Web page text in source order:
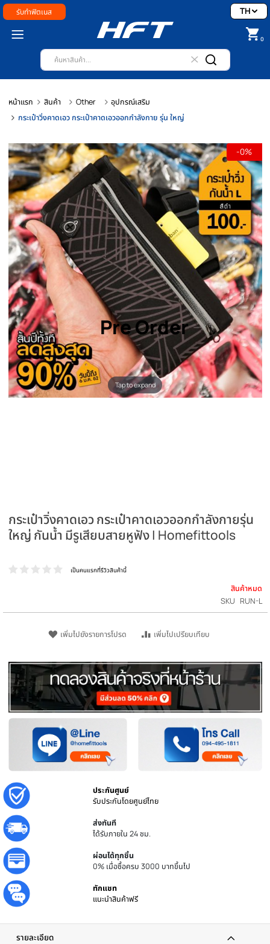
รับทำฟิตเนส
หน้าแรก สินค้า Other
อุปกรณ์เสริม
Pre Order
กระเป๋าวิ่งคาดเอว กระเป๋าคาดเอวออกกำลังกา
ใหญ่ กันน้ำ มีรูเสียบสายหูฟัง | Homefittools
เป็นคนแรกที่รีวิวสินค้านี้
SKU
เพิ่มไปยังรายการโปรด เพิ่มไปเปรียบเทียบ
รับประกันโดยศูนย์ไทย
ได้รับภายใน 24 ชม.